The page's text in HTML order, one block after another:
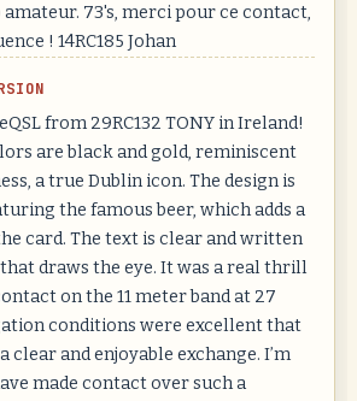
73's, merci pour ce contact,
! 14RC185 Johan
from 29RC132 TONY in Ireland!
are black and gold, reminiscent
a true Dublin icon. The design is
the famous beer, which adds a
card. The text is clear and written
draws the eye. It was a real thrill
on the 11 meter band at 27
conditions were excellent that
clear and enjoyable exchange. I’m
made contact over such a